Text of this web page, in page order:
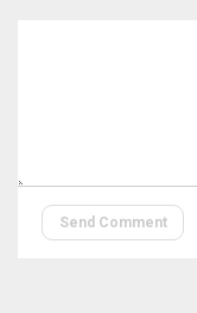
Send Comment